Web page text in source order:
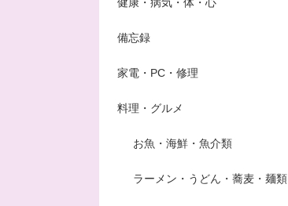
備忘録
家電・PC・修理
料理・グルメ
お魚・海鮮・魚介類
ラーメン・うどん・蕎麦・麺類